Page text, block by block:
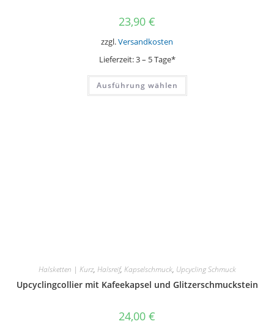
23,90 €
zzgl.Versandkosten
Lieferzeit:3 – 5 Tage*
Ausführung wählen
Dieses
weist
Halsketten | Kurz, Halsreif, Kapselschmuck, Upcycling Schmuck
Upcyclingcollier mit Kafeekapsel und Glitzerschmuckstein
24,00 €